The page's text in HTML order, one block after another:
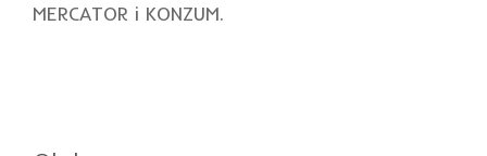
MERCATOR i KONZUM.